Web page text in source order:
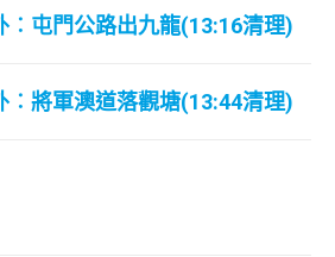
︰屯門公路出九龍(13:16清理)
︰將軍澳道落觀塘(13:44清理)